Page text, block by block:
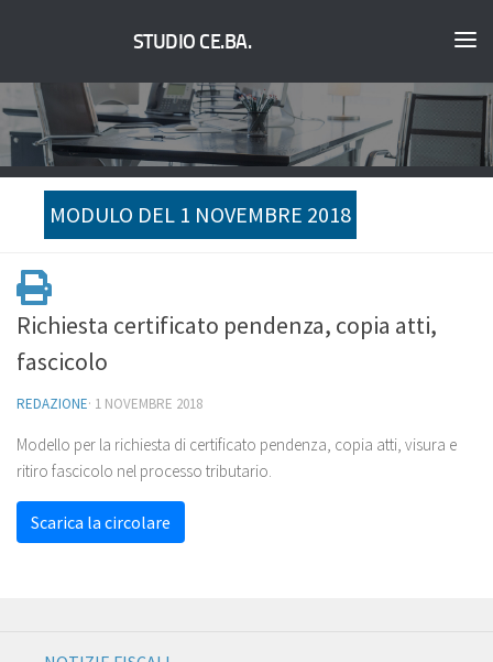
STUDIO CE.BA.
MODULO DEL 1 NOVEMBRE 2018
Richiesta certificato pendenza, copia atti,
fascicolo
REDAZIONE· 1 NOVEMBRE 2018
Modello per la richiesta di certificato pendenza, copia atti, visura e
ritiro fascicolo nel processo tributario.
Scarica la circolare